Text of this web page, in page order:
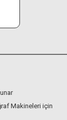
Makineleri için